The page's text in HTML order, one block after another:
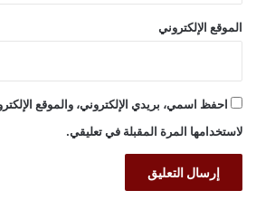
الموقع الإلكتروني
احفظ اسمي، بريدي الإلكتروني، والموقع
لاستخدامها المرة المقبلة في تعليقي.